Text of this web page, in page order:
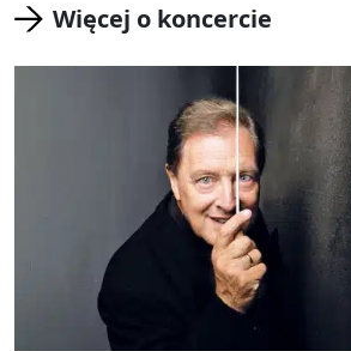
Więcej o koncercie